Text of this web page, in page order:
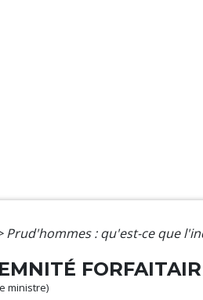
Prud'hommes : qu'est-ce que
ministre)